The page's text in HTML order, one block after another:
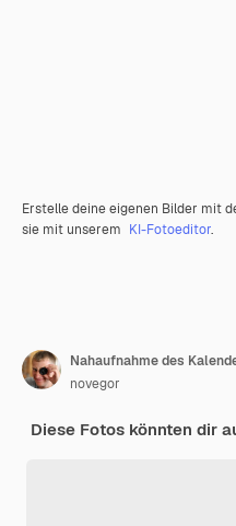
Erstelle deine eigenen Bilder mit
sie mit unserem KI-Fotoeditor.
Nahaufnahme des
novegor
Diese Fotos könnten dir